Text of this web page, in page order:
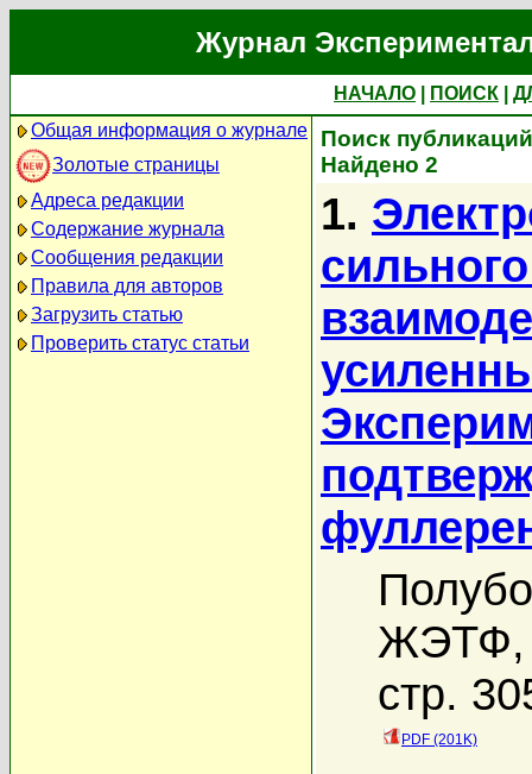
Журнал
НАЧАЛО ПОИСК
Общая информация о журнале
Золотые страницы
Адреса редакции
Содержание журнала
Сообщения редакции
Правила для авторов
Загрузить статью
Проверить статус статьи
Поиск
Найдено 2
1.
ЖЭТФ,
стр.
PDF (201K)